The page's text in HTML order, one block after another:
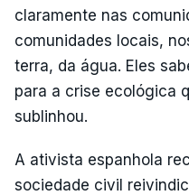
claramente nas
comunidades locais,
terra, da água. Eles
para a crise ecológica
sublinhou.
A ativista espanhola
sociedade civil